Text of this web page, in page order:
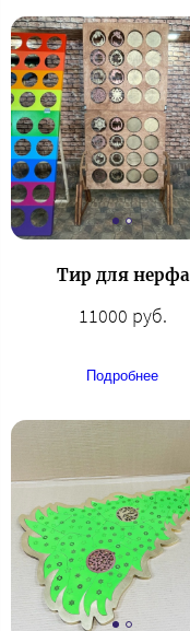
Тир для нерфа
11000 руб.
Подробнее